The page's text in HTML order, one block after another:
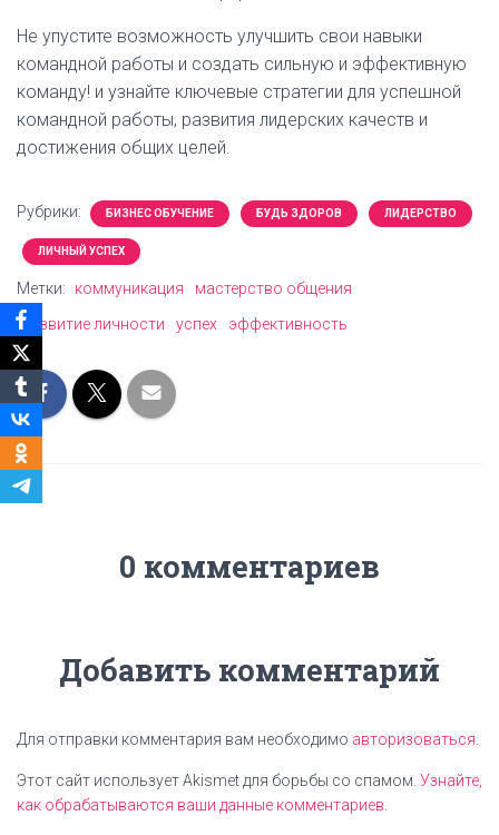
Не упустите возможность улучшить свои навыки
командной работы и создать сильную и эффективную
команду! и узнайте ключевые стратегии для успешной
командной работы, развития лидерских качеств и
достижения общих целей.
Рубрики: БИЗНЕС ОБУЧЕНИЕ БУДЬ ЗДОРОВ ЛИДЕРСТВО
ЛИЧНЫЙ УСПЕХ
Метки: коммуникация
мастерство общения
развитие личности
успех эффективность
0 комментариев
Добавить комментарий
Для отправки комментария вам необходимо авторизоваться
Этот сайт использует Akismet для борьбы со спамом. Узнайте,
как обрабатываются ваши данные комментариев